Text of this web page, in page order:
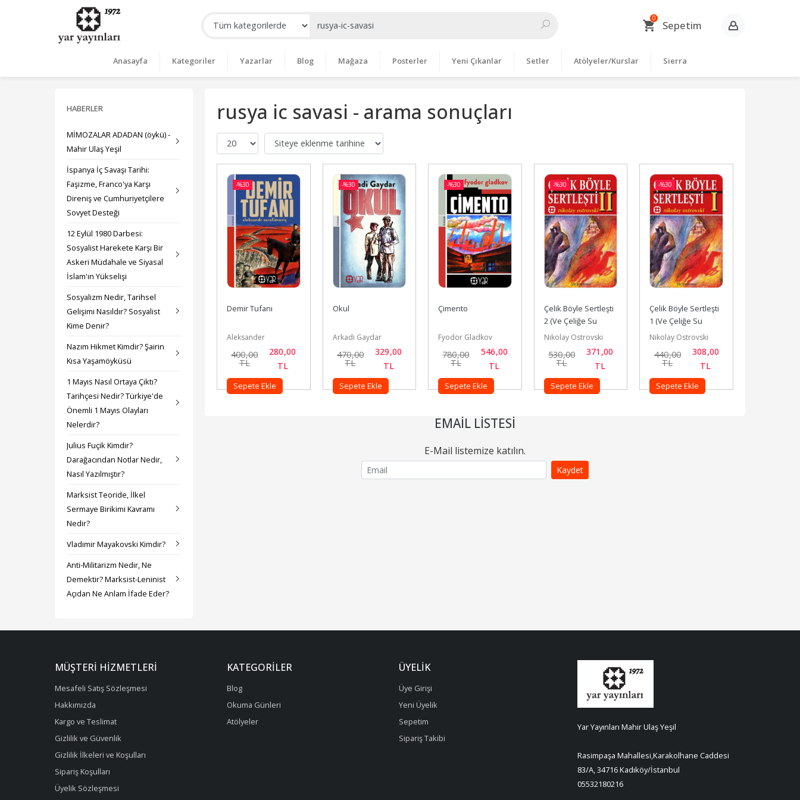
Sepetim
0
Anasayfa Kategoriler Yazarlar Blog Mağaza Posterler Yeni Çıkanlar Setler Atölyeler/Kurslar Sierra
HABERLER
MİMOZALAR ADADAN (öykü) -
Mahir Ulaş Yeşil
İspanya İç Savaşı Tarihi:
Faşizme, Franco'ya Karşı
Direniş ve Cumhuriyetçilere
Sovyet Desteği
12 Eylül 1980 Darbesi:
Sosyalist Harekete Karşı Bir
Askeri Müdahale ve Siyasal
İslam'ın Yükselişi
Sosyalizm Nedir, Tarihsel
Gelişimi Nasıldır? Sosyalist
Kime Denir?
Nazım Hikmet Kimdir? Şairin
Kısa Yaşamöyküsü
1 Mayıs Nasıl Ortaya Çıktı?
Tarihçesi Nedir? Türkiye'de
Önemli 1 Mayıs Olayları
Nelerdir?
Julius Fuçik Kimdir?
Darağacından Notlar Nedir,
Nasıl Yazılmıştır?
Marksist Teoride, İlkel
Sermaye Birikimi Kavramı
Nedir?
Vladimir Mayakovski Kimdir?
Anti-Militarizm Nedir, Ne
Demektir? Marksist-Leninist
Açıdan Ne Anlam İfade Eder?
rusya ic savasi - arama sonuçları
-%30
Demir Tufanı
Aleksander
Serafimoviç
400,00
TL
280,00
TL
Sepete Ekle
-%30
Okul
Arkadi Gaydar
470,00
TL
329,00
TL
Sepete Ekle
-%30
Çimento
Fyodor Gladkov
780,00
TL
546,00
TL
Sepete Ekle
-%30
Çelik Böyle Sertleşti
2 (Ve Çeliğe Su
Verildi)
Nikolay Ostrovski
530,00
TL
371 ,00
TL
Sepete Ekle
-%30
Çelik Böyle Sertleşti
1 (Ve Çeliğe Su
Verildi)
Nikolay Ostrovski
440,00
TL
308,00
TL
Sepete Ekle
EMAIL LISTESI
E-Mail listemize katılın.
MÜŞTERI HIZMETLERI
Mesafeli Satış Sözleşmesi
Hakkımızda
Kargo ve Teslimat
Gizlilik ve Güvenlik
Gizlilik İlkeleri ve Koşulları
Sipariş Koşulları
Üyelik Sözleşmesi
KATEGORILER
Blog
Okuma Günleri
Atölyeler
ÜYELIK
Üye Girişi
Yeni Üyelik
Sepetim
Sipariş Takibi
Yar Yayınları Mahir Ulaş Yeşil
Rasimpaşa Mahallesi,Karakolhane Caddesi
83/A, 34716 Kadıköy/İstanbul
05532180216